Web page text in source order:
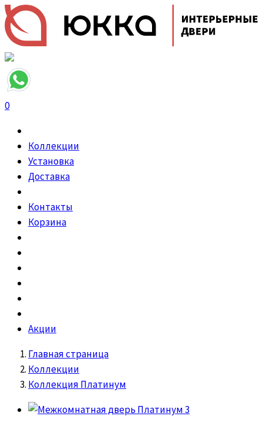
0
Коллекции
Установка
Доставка
Контакты
Корзина
Акции
Главная страница
Коллекции
Коллекция Платинум